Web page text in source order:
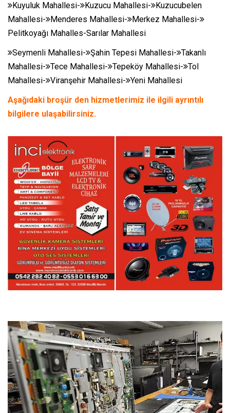
Kuyuluk Mahallesi- Kuzucu Mahallesi- Kuzucubelen
Mahallesi- Menderes Mahallesi- Merkez Mahallesi-
Pelitkoyağı Mahalles-Sarılar Mahallesi
Seymenli Mahallesi- Şahin Tepesi Mahallesi- Takanlı
Mahallesi- Tece Mahallesi- Tepeköy Mahallesi- Tol
Mahallesi- Viranşehir Mahallesi- Yeni Mahallesi
Aşağıdaki broşür den hizmetlerimiz ile ilgili ayrıntılı
bilgilere ulaşabilirsiniz.